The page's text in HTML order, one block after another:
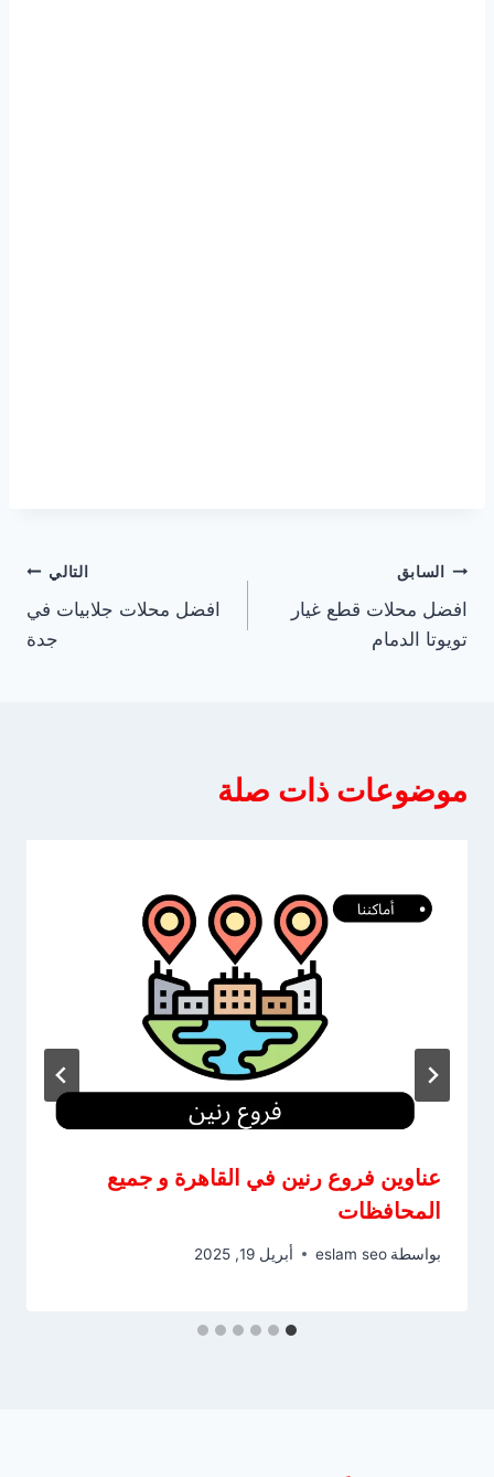
تصفّح
المقالات
السابق
افضل محلات قطع غيار
تويوتا الدمام
التالي
افضل محلات جلابيات في
جدة
موضوعات ذات صلة
عناوين فروع رنين في القاهرة و جميع
المحافظات
بواسطة eslam seo أبريل 19, 2025